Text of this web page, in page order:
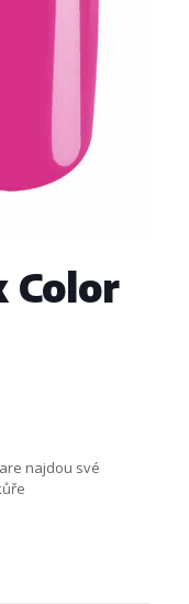
Color
najdou své